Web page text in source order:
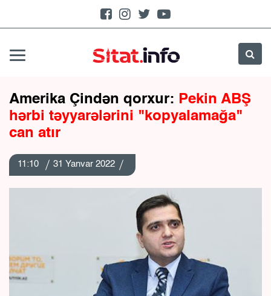
Amerika Çindən qorxur: Pekin ABŞ
hərbi təyyarələrini "kopyalamağa"
can atır
11:10 31 Yanvar 2022